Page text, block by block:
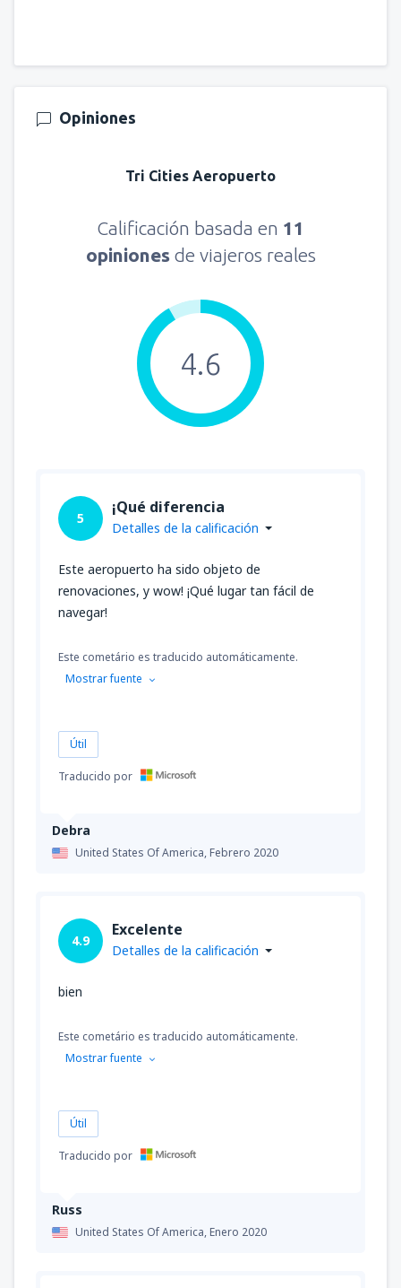
Opiniones
Tri Cities Aeropuerto
Calificación basada en 11
opiniones de viajeros reales
4.6
Debra
United States Of America,Febrero 2020
5
¡Qué diferencia
Detalles de la calificación
Este aeropuerto ha sido objeto de
renovaciones, y wow! ¡Qué lugar tan fácil de
navegar!
Este cometário es traducido automáticamente.
Mostrar fuente
Útil
Traducido por
Russ
United States Of America,Enero 2020
4.9
Excelente
Detalles de la calificación
bien
Este cometário es traducido automáticamente.
Mostrar fuente
Útil
Traducido por